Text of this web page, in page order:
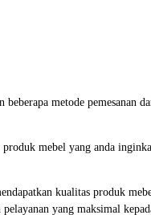
metode pemesanan
mebel yang anda
kualitas produk
yang maksimal